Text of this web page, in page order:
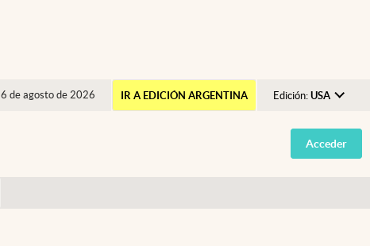
6 de agosto de 2026 IR A EDICIÓN ARGENTINA Edición: USA
Argentina
España
Acceder